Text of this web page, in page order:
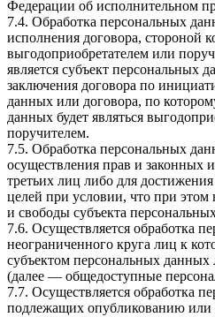
Федерации об исполнительном
7.4. Обработка персональных
исполнения договора, стороной
выгодоприобретателем или
является субъект персональных
заключения договора по
данных или договора, по
данных будет являться
поручителем.
7.5. Обработка персональных
осуществления прав и законных
третьих лиц либо для
целей при условии, что при этом
и свободы субъекта
7.6. Осуществляется обработка
неограниченного круга лиц к
субъектом персональных данных
(далее — общедоступные
7.7. Осуществляется обработка
подлежащих опубликованию или